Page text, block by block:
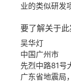
业的类似研发
要了解关于此
吴华灯
中国广州市
先烈中路81号
广东省地震局